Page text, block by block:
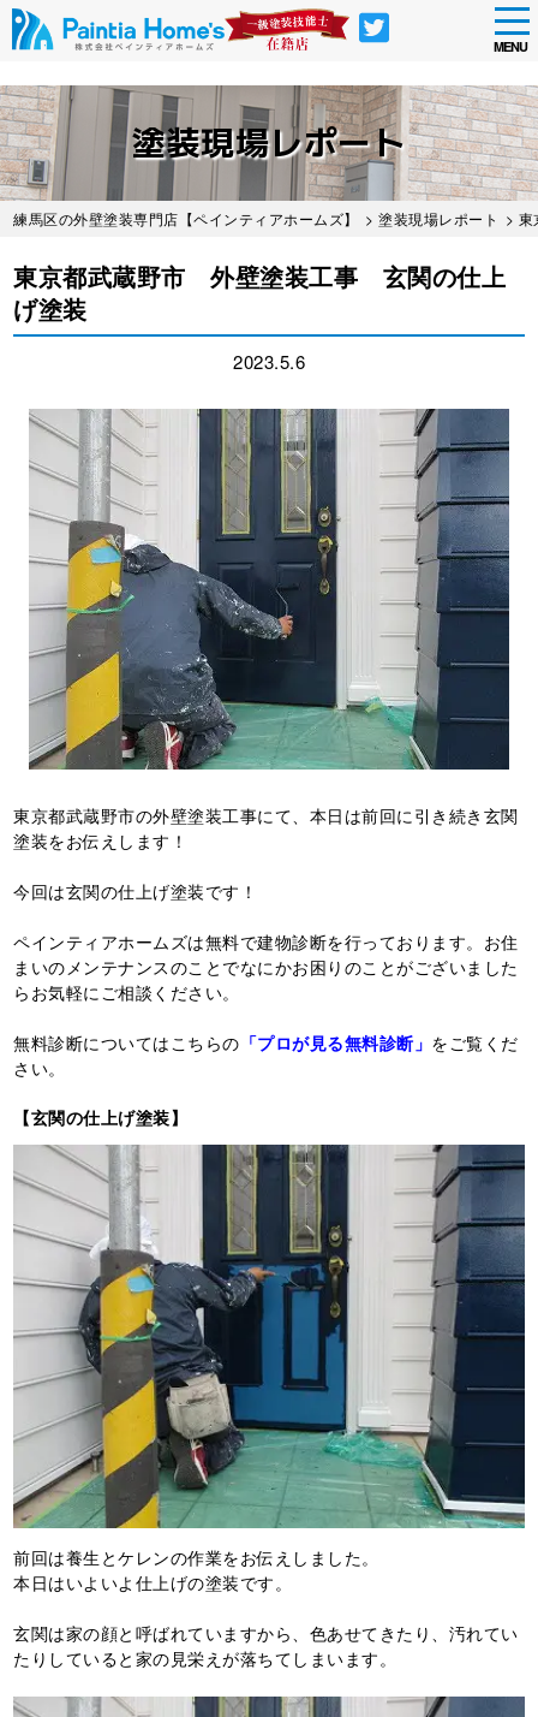
Skip
to
main
content
MENU
塗装現場レポート
練馬区の外壁塗装専門店【ペインティアホームズ】 >塗装現場レポート >
東京都武蔵野市 外壁塗装工事 玄関の仕上
げ塗装
2023.5.6
東京都武蔵野市の外壁塗装工事にて、本日は前回に引き続き玄関
塗装をお伝えします！
今回は玄関の仕上げ塗装です！
ペインティアホームズは無料で建物診断を行っております。お住
まいのメンテナンスのことでなにかお困りのことがございました
らお気軽にご相談ください。
無料診断についてはこちらの 「プロが見る無料診断」 をご覧くだ
さい。
【玄関の仕上げ塗装】
前回は養生とケレンの作業をお伝えしました。
本日はいよいよ仕上げの塗装です。
玄関は家の顔と呼ばれていますから、色あせてきたり、汚れてい
たりしていると家の見栄えが落ちてしまいます。